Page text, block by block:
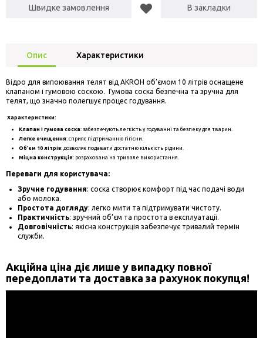
Швидке замовлення В закладки
Опис Характеристики
Відро для випоювання телят від AKROH об’ємом 10 літрів оснащене
клапаном і гумовою соскою. Гумова соска безпечна та зручна для
телят, що значно полегшує процес годування.
Характеристики:
Клапан і гумова соска: забезпечують легкість у годуванні та безпеку для тварин.
Легке очищення: сприяє підтриманню гігієни.
Об’єм 10 літрів: дозволяє подавати достатню кількість рідини.
Міцна конструкція: розрахована на тривале використання.
Переваги для користувача:
Зручне годування: соска створює комфорт під час подачі води
або молока.
Простота догляду: легко мити та підтримувати чистоту.
Практичність: зручний об’єм та простота в експлуатації.
Довговічність: якісна конструкція забезпечує тривалий термін
служби.
Акційна ціна діє лише у випадку повної
передоплати та доставка за рахунок покупця!